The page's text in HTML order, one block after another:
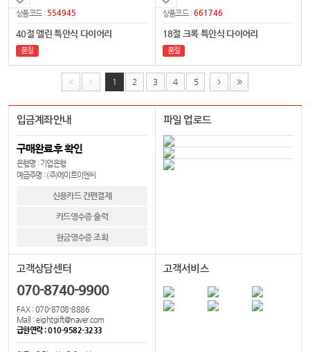
상품코드 : 554945
40절 엘린 특안식 다이어리
품절
상품코드 :661746
18절 크록 특안식 다이어리
품절
1 2 3 4 5
입금계좌안내
구매완료후 확인
은행명 : 기업은행
예금주명 : (주)에이트이엔씨
신용카드 간편결제
카드영수증 출력
현금영수증 조회
파일 업로드
고객상담센터
070-8740-9900
FAX : 070-8708-8886
Mail : eightgift@naver.com
급한연락 : 010-9582-3233
고객서비스